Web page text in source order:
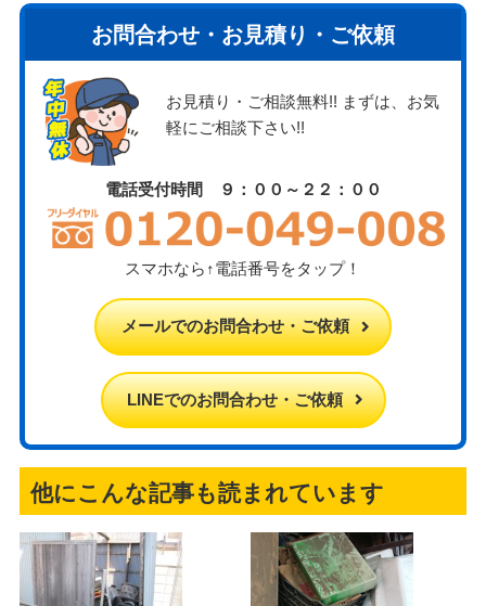
お問合わせ・お見積り・ご依頼
お見積り・ご相談無料!! まずは、お気
軽にご相談下さい!!
電話受付時間 ９：００～２２：００
スマホなら↑電話番号をタップ！
メールでのお問合わせ・ご依頼
LINEでのお問合わせ・ご依頼
他にこんな記事も読まれています